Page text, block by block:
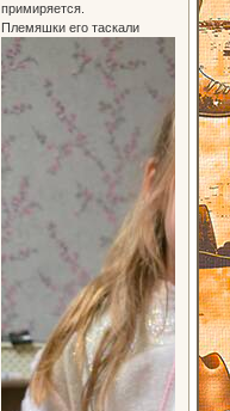
примиряется.
Племяшки его таскали